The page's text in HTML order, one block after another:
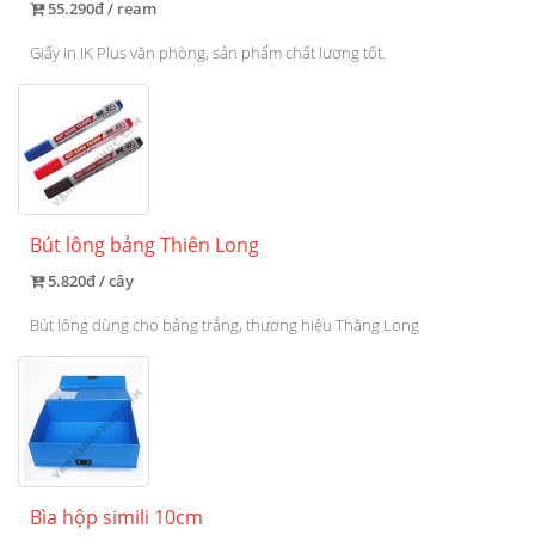
55.290đ / ream
Giấy in IK Plus văn phòng, sản phẩm chất lượng tốt.
Bút lông bảng Thiên Long
5.820đ / cây
Bút lông dùng cho bảng trắng, thương hiệu Thăng Long
Bìa hộp simili 10cm